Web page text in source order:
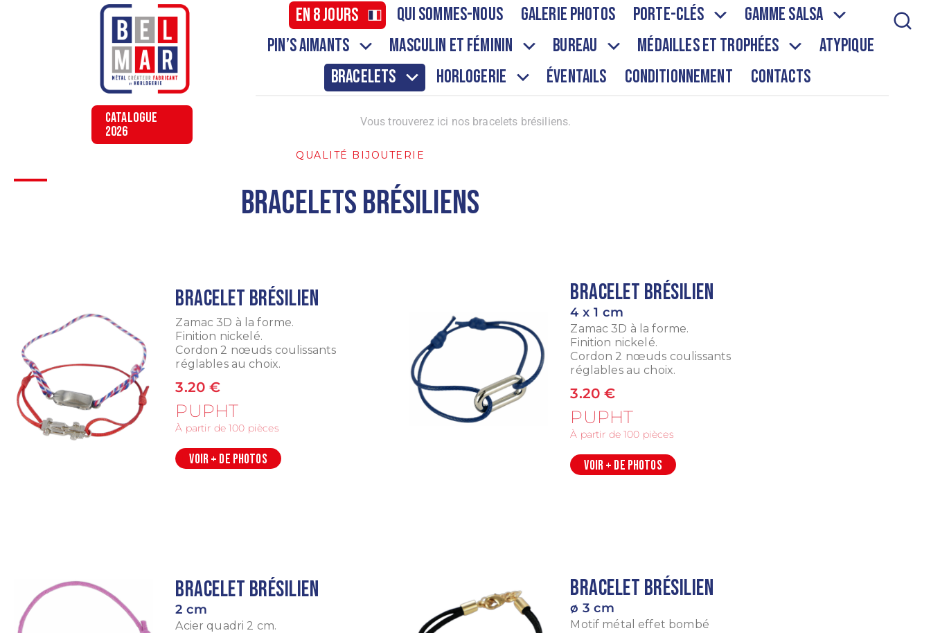
CATALOGUE
2026
En 8 jours Qui sommes-nous Galerie Photos Porte-clés
Gamme salsa
Pin’s aimants
Masculin et Féminin Bureau Médailles et Trophées
Atypique
Bracelets
Horlogerie ÉVENTAILS Conditionnement Contacts
Vous trouverez ici nos bracelets brésiliens.
QUALITÉ BIJOUTERIE
Bracelets brésiliens
Bracelet brésilien
Zamac 3D à la forme.
Finition nickelé.
Cordon 2 nœuds coulissants
réglables au choix.
3.20 €
PUPHT
À partir de 100 pièces
VOIR + DE PHOTOS
Bracelet brésilien
4 x 1 cm
Zamac 3D à la forme.
Finition nickelé.
Cordon 2 nœuds coulissants
réglables au choix.
3.20 €
PUPHT
À partir de 100 pièces
VOIR + DE PHOTOS
Bracelet brésilien
2 cm
Acier quadri 2 cm.
Bracelet brésilien
ø 3 cm
Motif métal effet bombé